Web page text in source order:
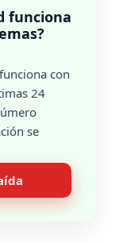
funciona
funciona con
24
se